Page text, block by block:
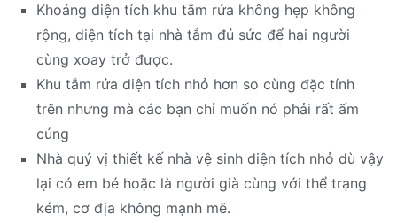
Khoảng diện tích khu tắm rửa không hẹp không
rộng, diện tích tại nhà tắm đủ sức để hai người
cùng xoay trở được.
Khu tắm rửa diện tích nhỏ hơn so cùng đặc tính
trên nhưng mà các bạn chỉ muốn nó phải rất ấm
cúng
Nhà quý vị thiết kế nhà vệ sinh diện tích nhỏ dù vậy
lại có em bé hoặc là người già cùng với thể trạng
kém, cơ địa không mạnh mẽ.